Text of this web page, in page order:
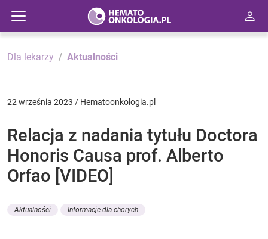
Dla lekarzy Aktualności
22 września 2023 / Hematoonkologia.pl
Relacja z nadania tytułu Doctora
Honoris Causa prof. Alberto
Orfao [VIDEO]
Aktualności Informacje dla chorych